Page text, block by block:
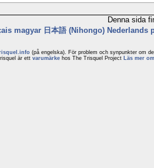
Denna sida
magyar 日本語 (Nihongo) Nederlands
(på engelska). För problem och synpunkter om
är ett varumärke hos The Trisquel Project Läs mer